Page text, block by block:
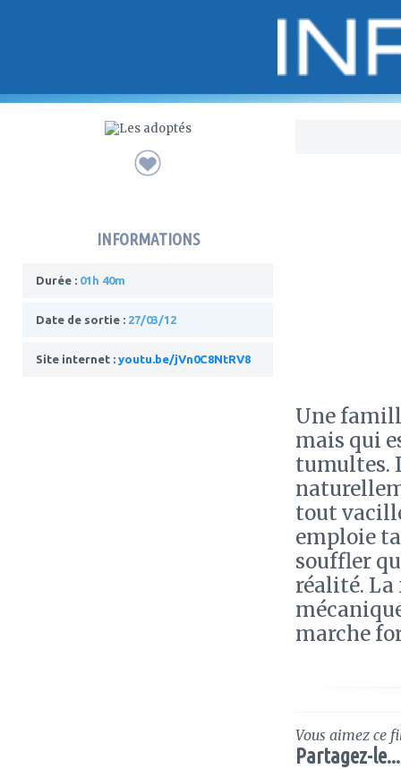
INFORMATIONS
Durée : 01h 40m
Date de sortie : 27/03/12
Site internet : youtu.be/jVn0C8NtRV8
Une
mais qui
tumultes.
tout
emploie
souffler
réalité. La
marche
Vous aimez ce
Partagez-le...